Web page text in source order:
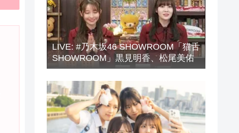
LIVE: #乃木坂46 SHOWROOM「猫舌
SHOWROOM」黒見明香、松尾美佑